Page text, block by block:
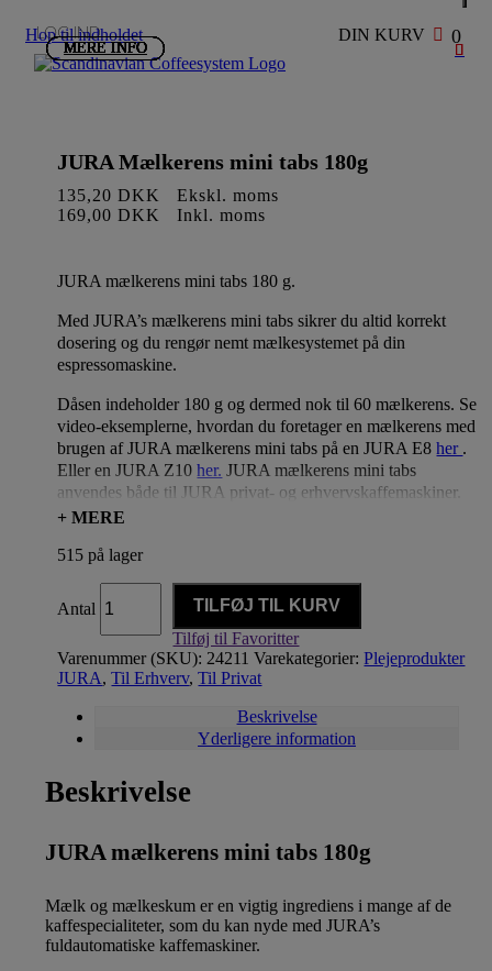
Hop til indholdet 0
JURA Mælkerens mini tabs 180g
135,20DKK
Ekskl. moms
169,00DKK Inkl. moms
JURA mælkerens mini tabs 180 g.
Med JURA’s mælkerens mini tabs sikrer du altid korrekt
dosering og du rengør nemt mælkesystemet på din
espressomaskine.
Dåsen indeholder 180 g og dermed nok til 60 mælkerens. Se
video-eksemplerne, hvordan du foretager en mælkerens med
brugen af JURA mælkerens mini tabs på en JURA E8her .
Eller en JURA Z10her. JURA mælkerens mini tabs
anvendes både til JURA privat- og erhvervskaffemaskiner.
+ MERE
515 på lager
Antal
TILFØJ TIL KURV
Tilføj til Favoritter
Varenummer (SKU): 24211 Varekategorier:Plejeprodukter
JURA,Til Erhverv,Til Privat
Beskrivelse
Yderligere information
Beskrivelse
JURA mælkerens mini tabs 180g
Mælk og mælkeskum er en vigtig ingrediens i mange af de
kaffespecialiteter, som du kan nyde med JURA’s
fuldautomatiske kaffemaskiner.
MERE INFO
MERE INFO
MERE INFO
MERE INFO
MERE INFO
MERE INFO
MERE INFO
MERE INFO
MERE INFO